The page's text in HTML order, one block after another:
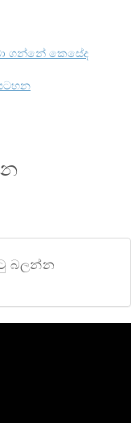
ගන්නේ කෙසේද
බලන්න